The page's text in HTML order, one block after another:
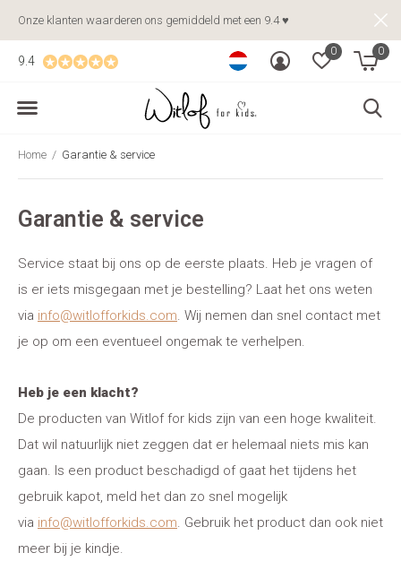
0 0
9.4
Onze klanten waarderen ons gemiddeld met een 9.4 ♥
Home Garantie & service
Garantie & service
Service staat bij ons op de eerste plaats. Heb je vragen of
is er iets misgegaan met je bestelling? Laat het ons weten
via info@witlofforkids.com. Wij nemen dan snel contact met
je op om een eventueel ongemak te verhelpen.
Heb je een klacht?
De producten van Witlof for kids zijn van een hoge kwaliteit.
Dat wil natuurlijk niet zeggen dat er helemaal niets mis kan
gaan. Is een product beschadigd of gaat het tijdens het
gebruik kapot, meld het dan zo snel mogelijk
via info@witlofforkids.com. Gebruik het product dan ook niet
meer bij je kindje.